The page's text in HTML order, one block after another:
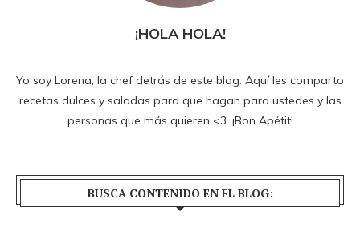
¡HOLA HOLA!
Yo soy Lorena, la chef detrás de este blog. Aquí les comparto
recetas dulces y saladas para que hagan para ustedes y las
personas que más quieren <3. ¡Bon Apétit!
BUSCA CONTENIDO EN EL BLOG: